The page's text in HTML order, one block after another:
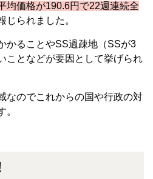
均価格が190.6円で22週連続全
じられました。
かることやSS過疎地（SSが3
ことなどが要因として挙げられ
なのでこれからの国や行政の対
。